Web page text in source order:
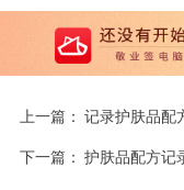
上一篇： 记录护肤品配
下一篇： 护肤品配方记